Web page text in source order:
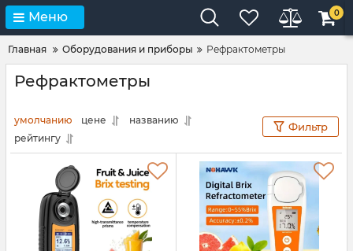
Меню 0
Главная Оборудования и приборы Рефрактометры
Рефрактометры
умолчанию цене
названию
рейтингу
Фильтр